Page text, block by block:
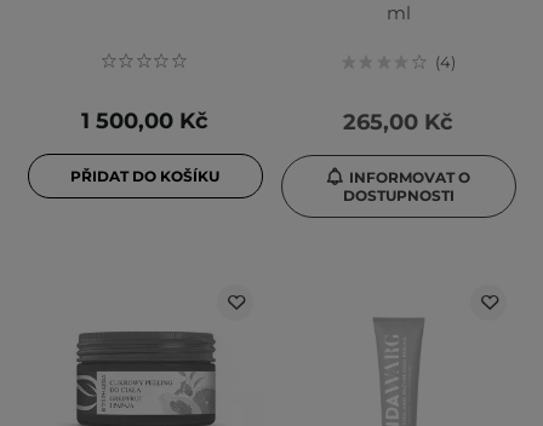
1 500,00 Kč
PŘIDAT DO KOŠÍKU
ml
4
265,00 Kč
INFORMOVAT O
DOSTUPNOSTI